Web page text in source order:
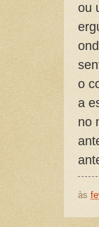
ou
o
a
no
às